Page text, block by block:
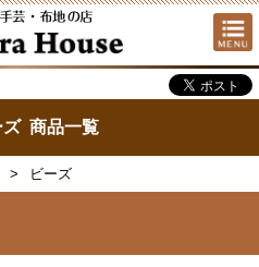
ズ 商品一覧
ビーズ